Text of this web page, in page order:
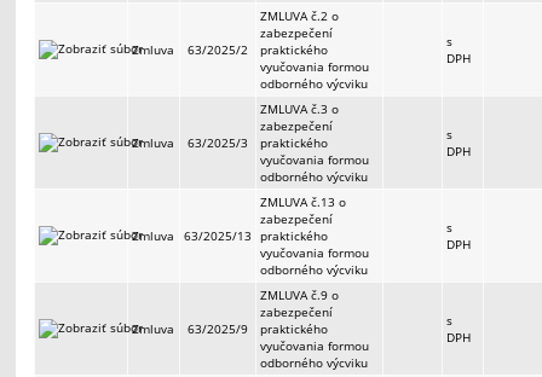
Zmluva 63/2025/2
ZMLUVA č.2 o
zabezpečení
praktického
vyučovania formou
odborného výcviku
s
DPH
Zmluva 63/2025/3
ZMLUVA č.3 o
zabezpečení
praktického
vyučovania formou
odborného výcviku
s
DPH
Zmluva 63/2025/13
ZMLUVA č.13 o
zabezpečení
praktického
vyučovania formou
odborného výcviku
s
DPH
Zmluva 63/2025/9
ZMLUVA č.9 o
zabezpečení
praktického
vyučovania formou
odborného výcviku
s
DPH